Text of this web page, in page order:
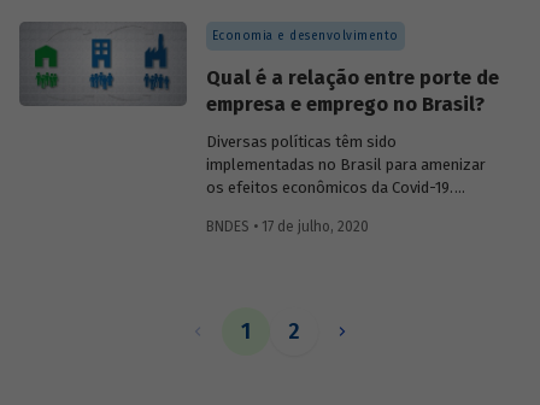
Economia e desenvolvimento
Qual é a relação entre porte de
empresa e emprego no Brasil?
Diversas políticas têm sido
implementadas no Brasil para amenizar
os efeitos econômicos da Covid-19.
recursos e/ou a sobreposição de
Existem, entretanto, importantes
BNDES • 17 de julho, 2020
1 2